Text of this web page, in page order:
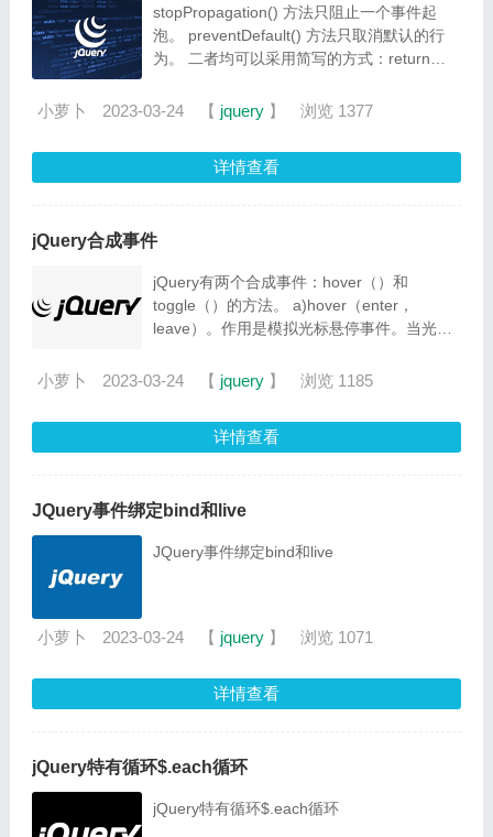
stopPropagation() 方法只阻止一个事件起
泡。 preventDefault() 方法只取消默认的行
为。 二者均可以采用简写的方式：return
小萝卜 2023-03-24 【 jquery】 浏览 1377
详情查看
jQuery合成事件
jQuery有两个合成事件：hover（）和
toggle（）的方法。 a)hover（enter，
leave）。作用是模拟光标悬停事件。当光标
当光标移出这个元素的时候，会触发指定的第
作用是用于模拟鼠标连续单击事件。第一单击
执行第一个函数，第二次单击执行第二个函
小萝卜 2023-03-24 【 jquery】 浏览 1185
详情查看
JQuery事件绑定bind和live
JQuery事件绑定bind和live
小萝卜 2023-03-24 【 jquery】 浏览 1071
详情查看
jQuery特有循环$.each循环
jQuery特有循环$.each循环